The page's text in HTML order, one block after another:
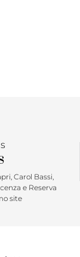
à base de água.
Carol Bassi,
e Reserva
site